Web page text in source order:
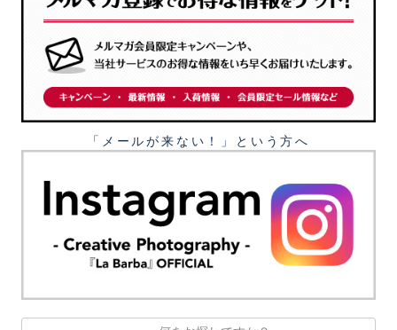
「メールが来ない！」という⽅へ